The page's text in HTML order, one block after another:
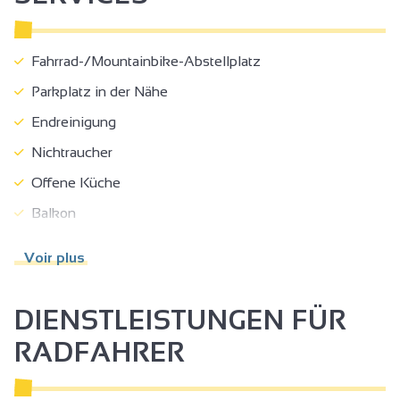
Fahrrad-/Mountainbike-Abstellplatz
Parkplatz in der Nähe
Endreinigung
Nichtraucher
Offene Küche
Balkon
Bettzeug und Handtücher inbegriffen
Gefrierschrank
Backofen
Voir plus
DIENSTLEISTUNGEN FÜR
RADFAHRER